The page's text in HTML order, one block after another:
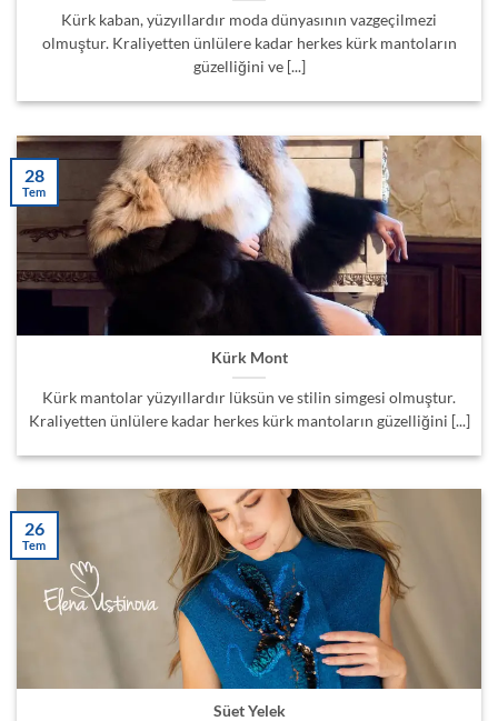
Kürk kaban, yüzyıllardır moda dünyasının vazgeçilmezi
olmuştur. Kraliyetten ünlülere kadar herkes kürk mantoların
güzelliğini ve [...]
Kürk Mont
Kürk mantolar yüzyıllardır lüksün ve stilin simgesi olmuştur.
Kraliyetten ünlülere kadar herkes kürk mantoların güzelliğini [...]
28
Tem
Süet Yelek
26
Tem